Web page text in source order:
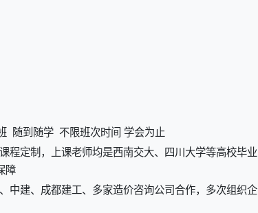
随到随学 不限班次时间 学会为止
定制，上课老师均是西南交大、四川大学等高校毕业
障
中建、成都建工、多家造价咨询公司合作，多次组织